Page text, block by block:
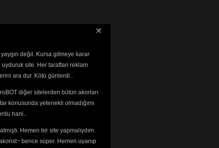
değil. Kursa gitmeye karar
uyduruk site. Her taraftan reklam
ara dur. Kötü günlerdi..
diğer sitelerden bütün akorları
konusunda yetenekli olmadığımı
hani..
Hemen bir site yapmalıydım.
bence süper. Hemen uyanıp